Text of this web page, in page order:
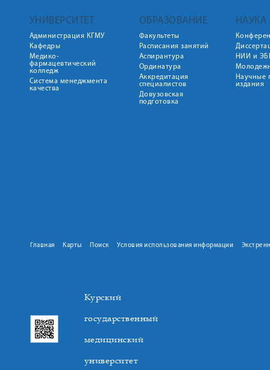
УНИВЕРСИТЕТ
Администрация КГМУ
Кафедры
Медико-
фармацевтический
колледж
Система менеджмента
качества
ОБРАЗОВАНИЕ
Факультеты
Расписания занятий
Аспирантура
Ординатура
Аккредитация
специалистов
Довузовская
подготовка
НАУКА
НИИ и
Научные
издания
Главная Карты Поиск Условия использования информации
Курский
государственный
медицинский
университет